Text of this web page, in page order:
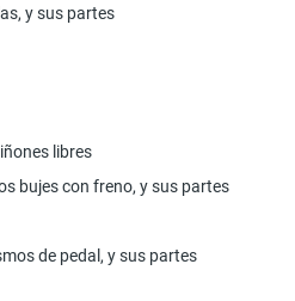
y sus partes
libres
bujes con freno, y sus partes
de pedal, y sus partes